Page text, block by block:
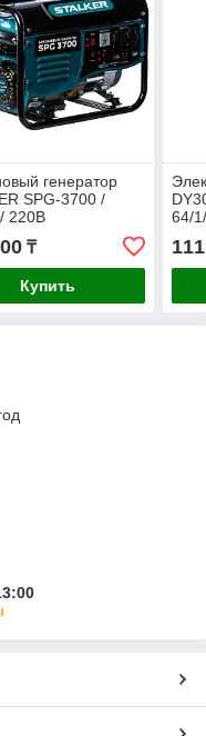
генератор
SPG-3700 /
220В
₸
Купить
64/